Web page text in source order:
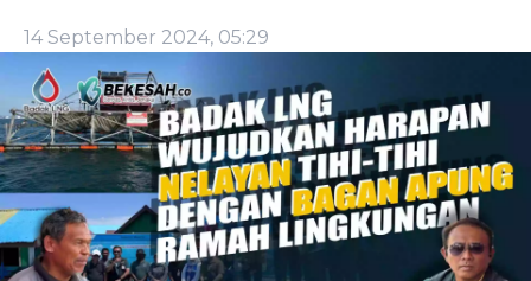
14 September 2024, 05:29